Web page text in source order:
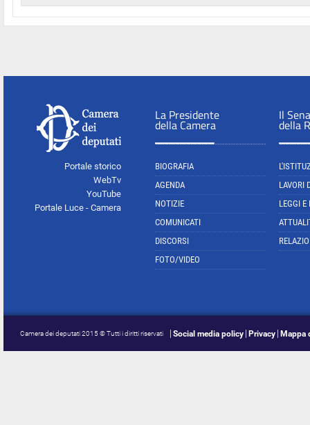
Portale storico
WebTv
YouTube
Portale Luce - Camera
La Presidente
della Camera
BIOGRAFIA
AGENDA
NOTIZIE
COMUNICATI
DISCORSI
FOTO/VIDEO
Il
della
LAVORI
LEGGI E
Camera dei deputati 2015 © Tutti i diritti riservati Social media policy Privacy Mappa